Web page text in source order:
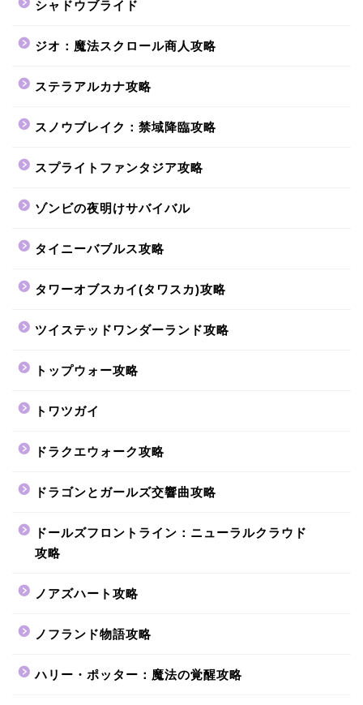
シャドウブライド
ジオ：魔法スクロール商人攻略
ステラアルカナ攻略
スノウブレイク：禁域降臨攻略
スプライトファンタジア攻略
ゾンビの夜明けサバイバル
タイニーバブルス攻略
タワーオブスカイ(タワスカ)攻略
ツイステッドワンダーランド攻略
トップウォー攻略
トワツガイ
ドラクエウォーク攻略
ドラゴンとガールズ交響曲攻略
ドールズフロントライン：ニューラルクラウド
攻略
ノアズハート攻略
ノフランド物語攻略
ハリー・ポッター：魔法の覚醒攻略